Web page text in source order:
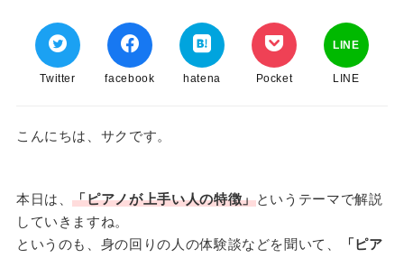
Twitter facebook hatena Pocket
LINE
LINE
こんにちは、サクです。
本日は、「ピアノが上手い人の特徴」というテーマで解説
していきますね。
というのも、身の回りの人の体験談などを聞いて、
「ピア